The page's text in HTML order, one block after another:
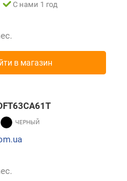
С нами 1 год
в магазин